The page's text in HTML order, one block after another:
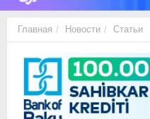
Главная Новости Статьи